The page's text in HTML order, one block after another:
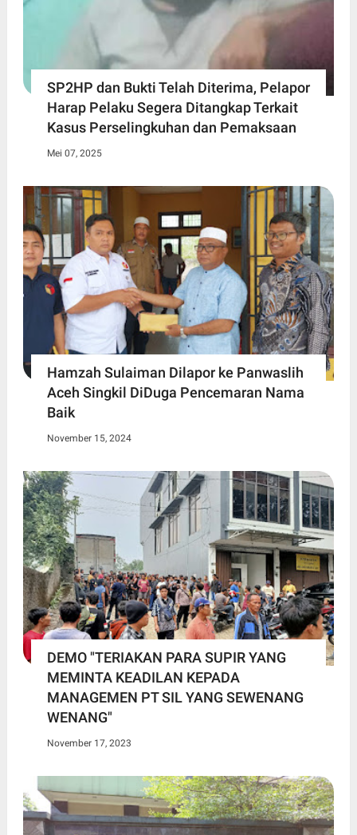
SP2HP dan Bukti Telah Diterima, Pelapor
Harap Pelaku Segera Ditangkap Terkait
Kasus Perselingkuhan dan Pemaksaan
Mei 07, 2025
Hamzah Sulaiman Dilapor ke Panwaslih
Aceh Singkil DiDuga Pencemaran Nama
Baik
November 15, 2024
DEMO "TERIAKAN PARA SUPIR YANG
MEMINTA KEADILAN KEPADA
MANAGEMEN PT SIL YANG SEWENANG
WENANG"
November 17, 2023